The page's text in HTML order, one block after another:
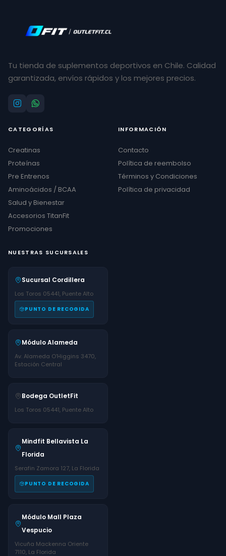
Tu tienda de suplementos deportivos en Chile. Calidad
garantizada, envíos rápidos y los mejores precios.
CATEGORÍAS
Creatinas
Proteínas
Pre Entrenos
Aminoácidos / BCAA
Salud y Bienestar
Accesorios TitanFit
Promociones
INFORMACIÓN
Contacto
Política de reembolso
Términos y Condiciones
Política de privacidad
NUESTRAS SUCURSALES
Sucursal Cordillera
Los Toros 05441, Puente Alto
PUNTO DE RECOGIDA
Módulo Alameda
Av. Alameda O'Higgins 3470,
Estación Central
Bodega OutletFit
Los Toros 05441, Puente Alto
Mindfit Bellavista La
Florida
Serafin Zamora 127, La Florida
PUNTO DE RECOGIDA
Módulo Mall Plaza
Vespucio
Vicuña Mackenna Oriente
7110, La Florida